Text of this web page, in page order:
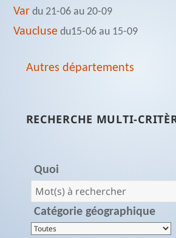
Var du 21-06 au 20-09
Vaucluse du15-06 au 15-09
Autres départements
RECHERCHE MULTI-
Quoi
Catégorie géographique